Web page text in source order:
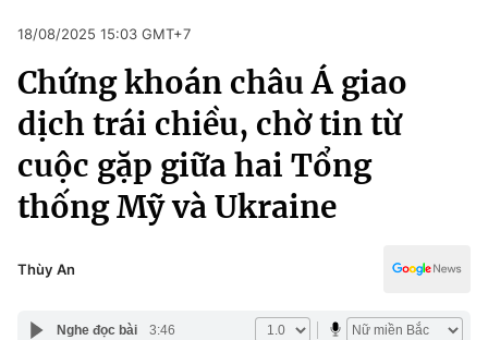
Chuyên mục
Chính trị
Xã hội
Pháp luật
Kinh tế
Thể thao
Truyền hình
Văn hóa - Giải trí
Y tế
Đời sống
Giáo dục
18/08/2025 15:03 GMT+7
Chứng khoán châu Á giao
dịch trái chiều, chờ tin từ
cuộc gặp giữa hai Tổng
thống Mỹ và Ukraine
Thùy An
Nghe đọc bài 3:46